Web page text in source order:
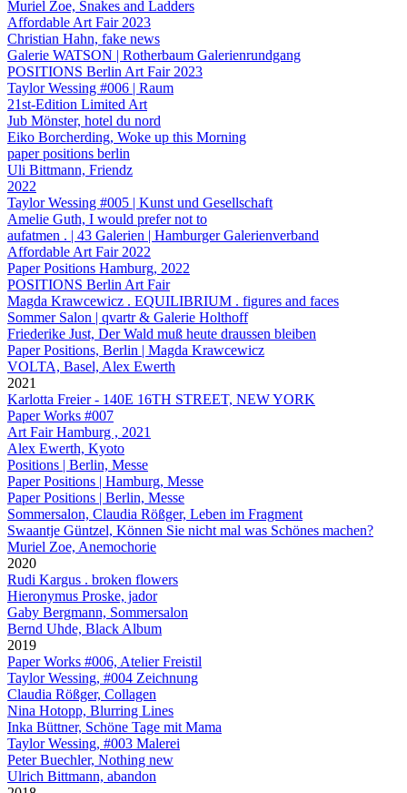
Muriel Zoe, Snakes and Ladders
Affordable Art Fair 2023
Christian Hahn, fake news
Galerie WATSON | Rotherbaum Galerienrundgang
POSITIONS Berlin Art Fair 2023
Taylor Wessing #006 | Raum
21st-Edition Limited Art
Jub Mönster, hotel du nord
Eiko Borcherding, Woke up this Morning
paper positions berlin
Uli Bittmann, Friendz
2022
Taylor Wessing #005 | Kunst und Gesellschaft
Amelie Guth, I would prefer not to
aufatmen . | 43 Galerien | Hamburger Galerienverband
Affordable Art Fair 2022
Paper Positions Hamburg, 2022
POSITIONS Berlin Art Fair
Magda Krawcewicz . EQUILIBRIUM . figures and faces
Sommer Salon | qvartr & Galerie Holthoff
Friederike Just, Der Wald muß heute draussen bleiben
Paper Positions, Berlin | Magda Krawcewicz
VOLTA, Basel, Alex Ewerth
2021
Karlotta Freier - 140E 16TH STREET, NEW YORK
Paper Works #007
Art Fair Hamburg , 2021
Alex Ewerth, Kyoto
Positions | Berlin, Messe
Paper Positions | Hamburg, Messe
Paper Positions | Berlin, Messe
Sommersalon, Claudia Rößger, Leben im Fragment
Swaantje Güntzel, Können Sie nicht mal was Schönes machen?
Muriel Zoe, Anemochorie
2020
Rudi Kargus . broken flowers
Hieronymus Proske, jador
Gaby Bergmann, Sommersalon
Bernd Uhde, Black Album
2019
Paper Works #006, Atelier Freistil
Taylor Wessing, #004 Zeichnung
Claudia Rößger, Collagen
Nina Hotopp, Blurring Lines
Inka Büttner, Schöne Tage mit Mama
Taylor Wessing, #003 Malerei
Peter Buechler, Nothing new
Ulrich Bittmann, abandon